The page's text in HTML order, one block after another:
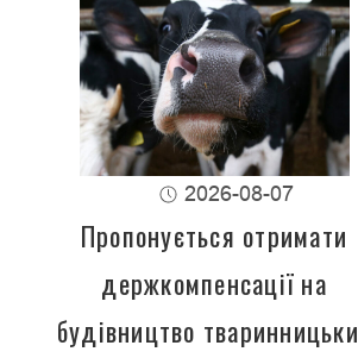
2026-08-07
Пропонується отримати
держкомпенсації на
будівництво